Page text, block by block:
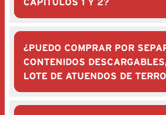
¿PUEDO COMPRAR POR
CONTENIDOS
LOTE DE ATUENDOS DE